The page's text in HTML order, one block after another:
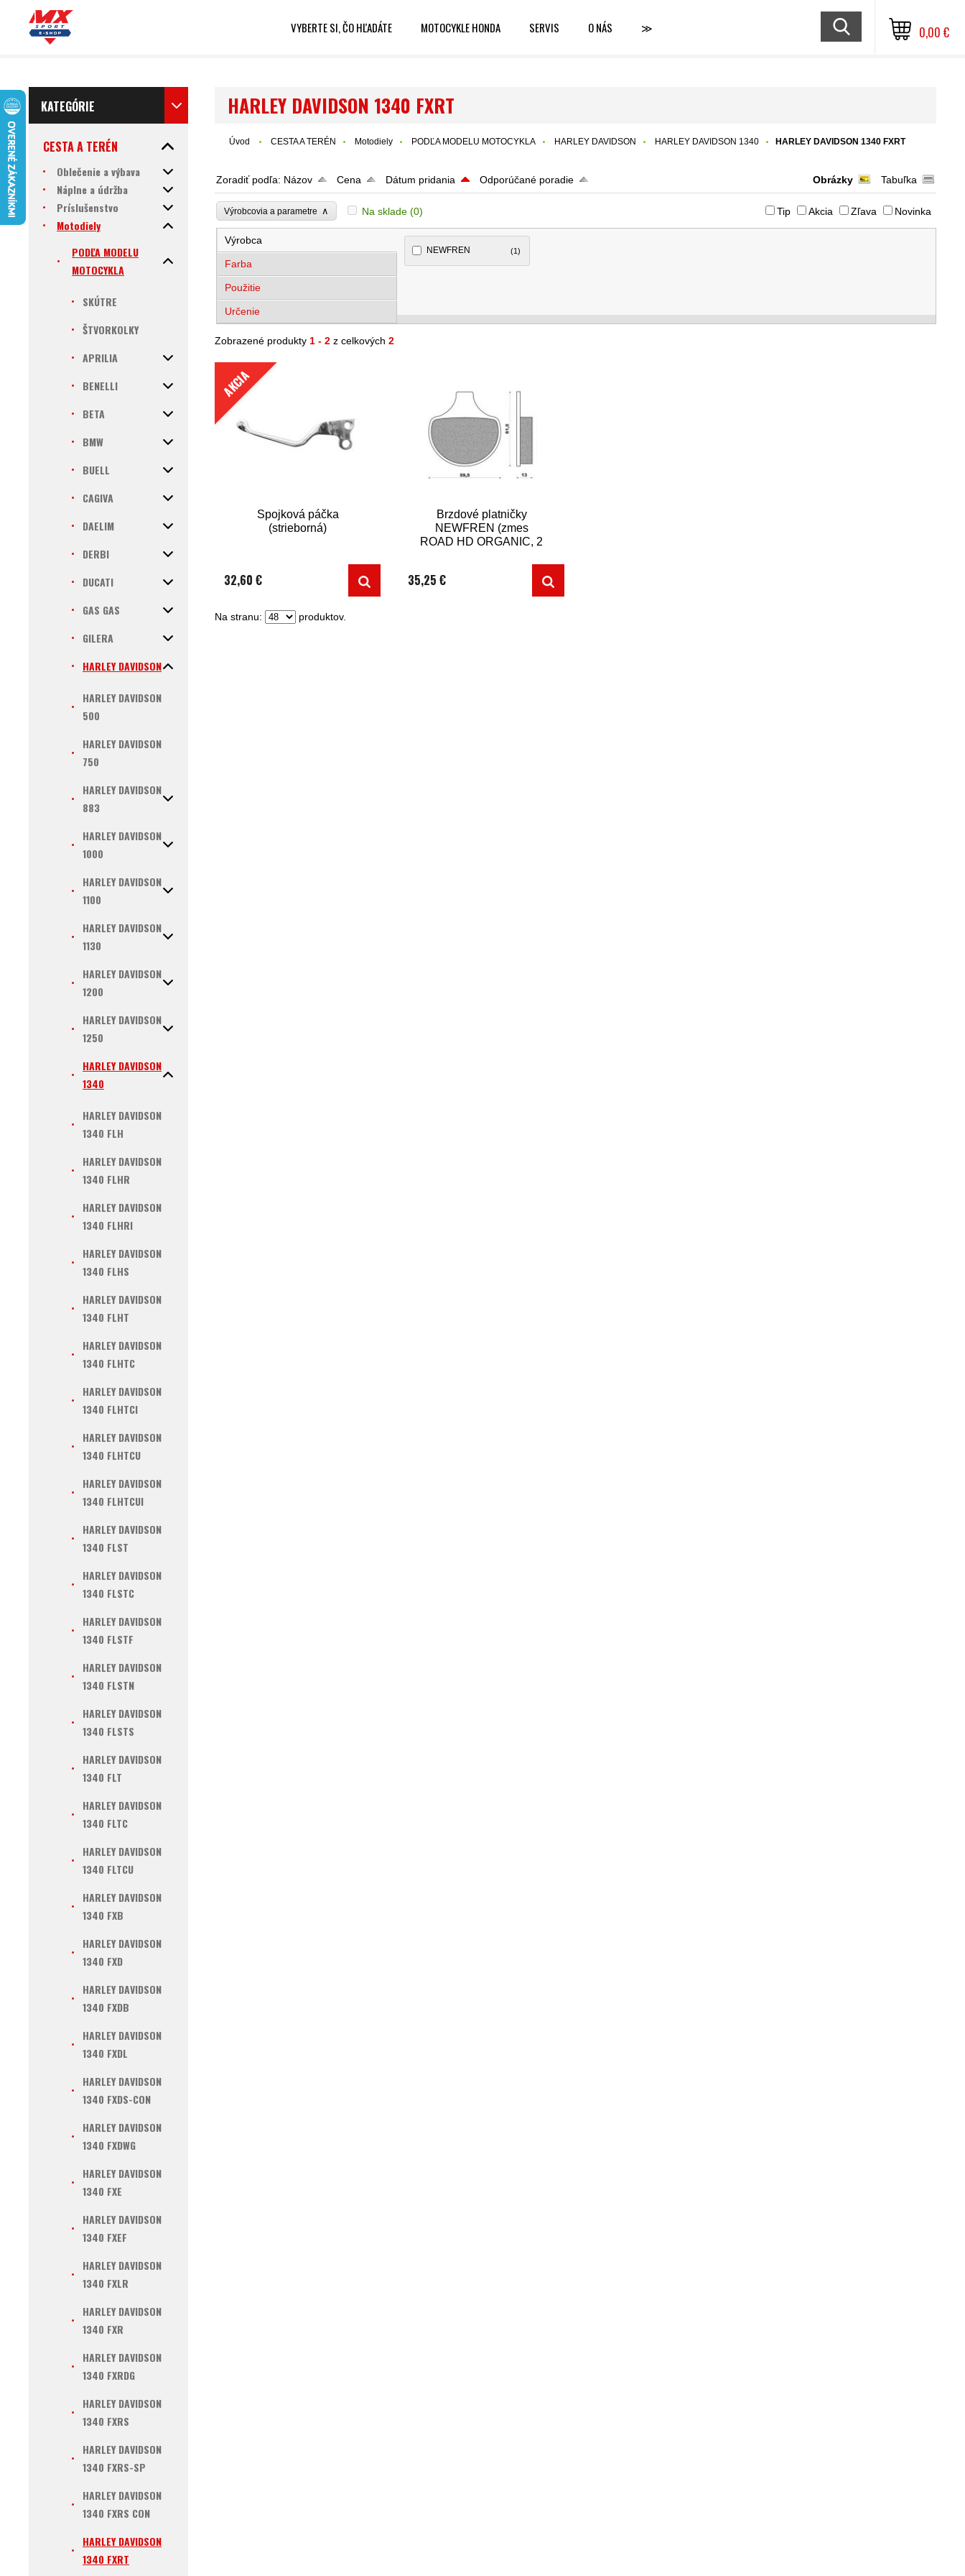
VYBERTE SI, ČO HĽADÁTE MOTOCYKLE HONDA SERVIS O NÁS ≫ 0,00 €
KATEGÓRIE
CESTA A TERÉN
Oblečenie a výbava
Náplne a údržba
Príslušenstvo
Motodiely
PODĽA MODELU
MOTOCYKLA
SKÚTRE
ŠTVORKOLKY
APRILIA
BENELLI
BETA
BMW
BUELL
CAGIVA
DAELIM
DERBI
DUCATI
GAS GAS
GILERA
HARLEY DAVIDSON
HARLEY DAVIDSON
500
HARLEY DAVIDSON
750
HARLEY DAVIDSON
883
HARLEY DAVIDSON
1000
HARLEY DAVIDSON
1100
HARLEY DAVIDSON
1130
HARLEY DAVIDSON
1200
HARLEY DAVIDSON
1250
HARLEY DAVIDSON
1340
HARLEY DAVIDSON
1340 FLH
HARLEY DAVIDSON
1340 FLHR
HARLEY DAVIDSON
1340 FLHRI
HARLEY DAVIDSON
1340 FLHS
HARLEY DAVIDSON
1340 FLHT
HARLEY DAVIDSON
1340 FLHTC
HARLEY DAVIDSON
1340 FLHTCI
HARLEY DAVIDSON
1340 FLHTCU
HARLEY DAVIDSON
1340 FLHTCUI
HARLEY DAVIDSON
1340 FLST
HARLEY DAVIDSON
1340 FLSTC
HARLEY DAVIDSON
1340 FLSTF
HARLEY DAVIDSON
1340 FLSTN
HARLEY DAVIDSON
1340 FLSTS
HARLEY DAVIDSON
1340 FLT
HARLEY DAVIDSON
1340 FLTC
HARLEY DAVIDSON
1340 FLTCU
HARLEY DAVIDSON
1340 FXB
HARLEY DAVIDSON
1340 FXD
HARLEY DAVIDSON
1340 FXDB
HARLEY DAVIDSON
1340 FXDL
HARLEY DAVIDSON
1340 FXDS-CON
HARLEY DAVIDSON
1340 FXDWG
HARLEY DAVIDSON
1340 FXE
HARLEY DAVIDSON
1340 FXEF
HARLEY DAVIDSON
1340 FXLR
HARLEY DAVIDSON
1340 FXR
HARLEY DAVIDSON
1340 FXRDG
HARLEY DAVIDSON
1340 FXRS
HARLEY DAVIDSON
1340 FXRS-SP
HARLEY DAVIDSON
1340 FXRS CON
HARLEY DAVIDSON
1340 FXRT
HARLEY DAVIDSON 1340 FXRT
Úvod CESTA A TERÉN Motodiely PODĽA MODELU MOTOCYKLA HARLEY DAVIDSON HARLEY DAVIDSON 1340 HARLEY DAVIDSON 1340 FXRT
Zoradiť podľa: Názov Cena Dátum pridania Odporúčané poradie Obrázky Tabuľka
Výrobcovia a parametre ∧ Na sklade (0) Tip Akcia Zľava Novinka
Výrobca
Farba
Použitie
Určenie
NEWFREN (1)
Zobrazené produkty 1 - 2 z celkových2
AKCIA
Spojková páčka
(strieborná)
32,60 €
Brzdové platničky
NEWFREN (zmes
ROAD HD ORGANIC, 2
35,25 €
Na stranu: produktov.